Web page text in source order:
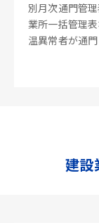
別月次通門管
業所一括管理
温異常者が通
建設